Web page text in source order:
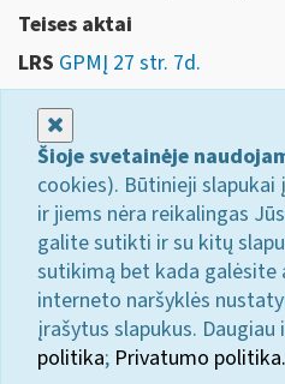
Teises aktai
LRS GPMĮ 27 str. 7d.
Šioje svetainėje
cookies). Būtinieji
ir jiems nėra reikalingas
galite sutikti ir su kitų
sutikimą bet kada galėsite
interneto naršyklės
įrašytus slapukus.
politika; Privatumo politika.